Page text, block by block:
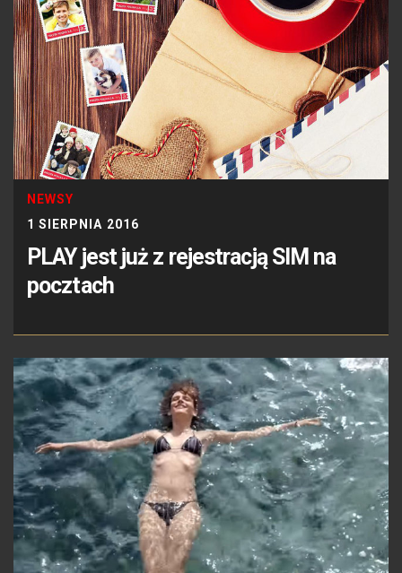
NEWSY
1 SIERPNIA 2016
PLAY jest już z rejestracją SIM na
pocztach